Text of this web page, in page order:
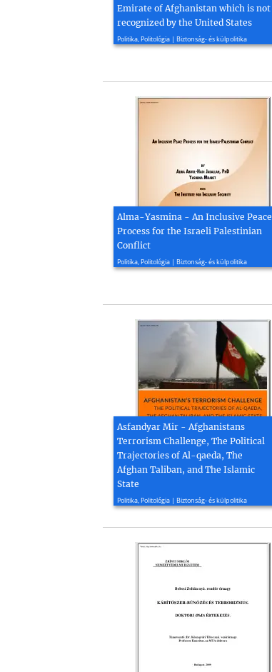
Emirate of Afghanistan which is not
recognized by the United States
Politika, Politológia | Biztonság- és külpolitika
2020, 4 oldal
Alma-Yasmina - An Inclusive Peace
Process for the Israeli Palestinian
Conflict
Politika, Politológia | Biztonság- és külpolitika
2012, 17 oldal
Asfandyar Mir - Afghanistans
Terrorism Challenge, The Political
Trajectories of Al-qaeda, The
Afghan Taliban, and The Islamic
State
Politika, Politológia | Biztonság- és külpolitika
2020, 28 oldal